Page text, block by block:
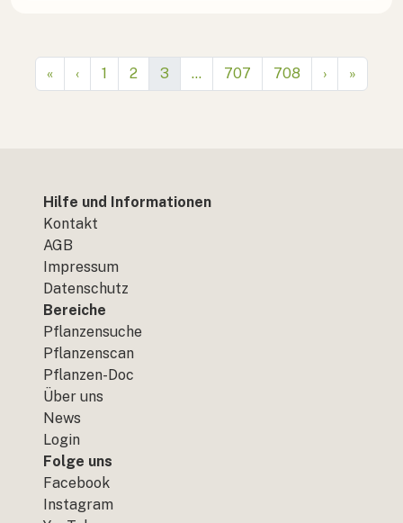
«First‹Previous
1 2 3 (current)
… More707 708 ›Next
»
Hilfe und Informationen
Kontakt
AGB
Impressum
Datenschutz
Bereiche
Pflanzensuche
Pflanzenscan
Pflanzen-Doc
Über uns
News
Login
Folge uns
Facebook
Instagram